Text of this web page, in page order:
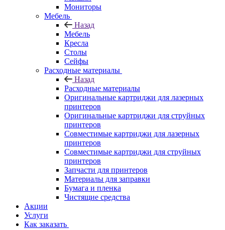
Мониторы
Мебель
Назад
Мебель
Кресла
Столы
Сейфы
Расходные материалы
Назад
Расходные материалы
Оригинальные картриджи для лазерных
принтеров
Оригинальные картриджи для струйных
принтеров
Совместимые картриджи для лазерных
принтеров
Совместимые картриджи для струйных
принтеров
Запчасти для принтеров
Материалы для заправки
Бумага и пленка
Чистящие средства
Акции
Услуги
Как заказать